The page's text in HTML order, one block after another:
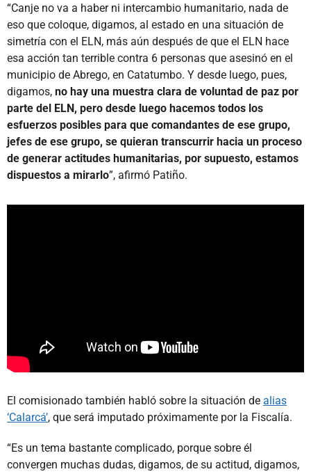
“Canje no va a haber ni intercambio humanitario, nada de
eso que coloque, digamos, al estado en una situación de
simetría con el ELN, más aún después de que el ELN hace
esa acción tan terrible contra 6 personas que asesinó en el
municipio de Abrego, en Catatumbo. Y desde luego, pues,
digamos, no hay una muestra clara de voluntad de paz por
parte del ELN, pero desde luego hacemos todos los
esfuerzos posibles para que comandantes de ese grupo,
jefes de ese grupo, se quieran transcurrir hacia un proceso
de generar actitudes humanitarias, por supuesto, estamos
dispuestos a mirarlo”, afirmó Patiño.
El comisionado también habló sobre la situación de alias
‘Calarcá’, que será imputado próximamente por la Fiscalía.
“Es un tema bastante complicado, porque sobre él
convergen muchas dudas, digamos, de su actitud, digamos,